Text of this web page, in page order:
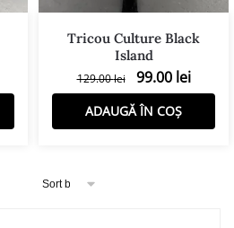
Tricou Culture Black
Island
129.00lei 99.00 lei
ADAUGĂ ÎN COȘ